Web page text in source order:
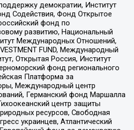
демократии, Институт
Содействия, Фонд Открытое
фонд по
развитию, Национальный
Международных Отношений,
FUND, Международный
Открытая Россия, Институт
фонд регионального
Платформа за
Международный центр
Германский фонд Маршалла
центр защиты
ресурсов, Свободная
украинцев, Атлантический